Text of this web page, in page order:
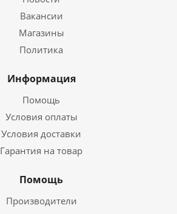
Вакансии
Магазины
Политика
Информация
Помощь
Условия оплаты
Условия доставки
Гарантия на товар
Помощь
Производители